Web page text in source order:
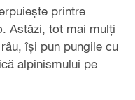
printre
Astăzi, tot mai mulți
își pun pungile cu
alpinismului pe